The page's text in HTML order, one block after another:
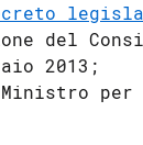
del
2013;
per